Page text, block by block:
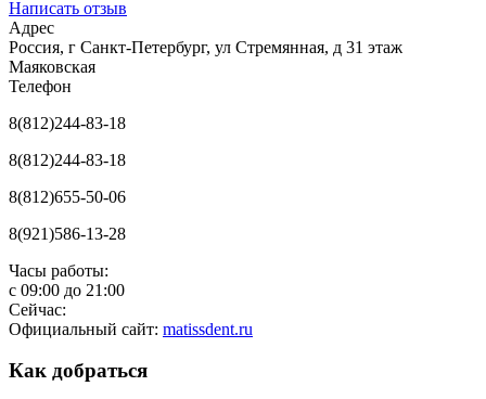
Написать отзыв
Адрес
Россия, г Санкт-Петербург, ул Стремянная, д 31 этаж
Маяковская
Телефон
8(812)244-83-18
8(812)244-83-18
8(812)655-50-06
8(921)586-13-28
Часы работы:
с 09:00 до 21:00
Сейчас:
Официальный сайт: matissdent.ru
Как добраться